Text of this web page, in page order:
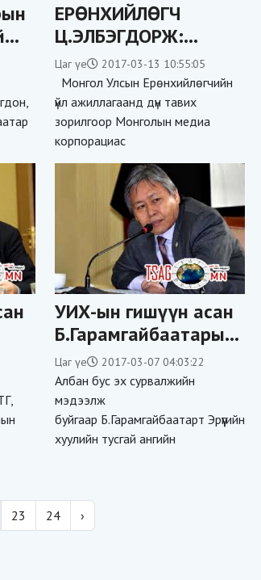
ЕРӨНХИЙЛӨГЧ
Ц.ЭЛБЭГДОРЖ:
МОНГОЛ УЛСЫН
ГАДААД БОДЛОГО
БОЛ МОНГОЛЫН
АЮУЛГҮЙ БАЙДЛЫН
АСУУДАЛ ЮМ
Цаг үе 2017-03-13 10:55:05
Монгол Улсын Ерөнхийлөгчийн
үйл ажиллагаанд дүн тавих
зорилгоор Монголын медиа
корпорациас
УИХ-ын гишүүн асан
Б.Гарамгайбаатарыг
яллагдагчаар татлаа
Цаг үе 2017-03-07 04:03:22
Албан бус эх сурвалжийн
мэдээлж
буйгаар Б.Гарамгайбаатарт Эрүүгийн
хуулийн тусгай ангийн
23 24 ›